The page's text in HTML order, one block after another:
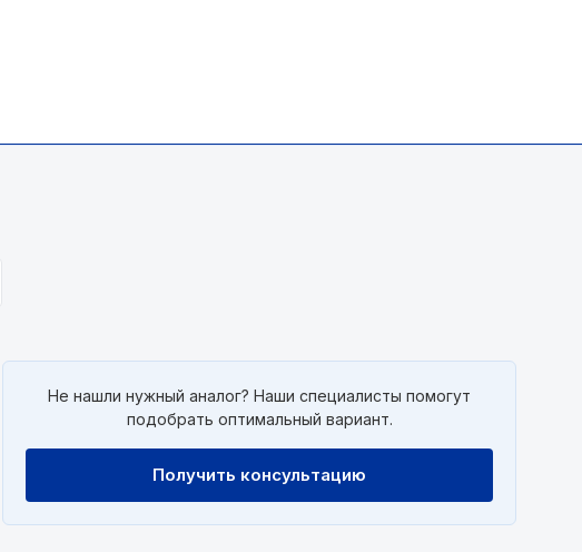
Не нашли нужный аналог? Наши специалисты помогут
подобрать оптимальный вариант.
Получить консультацию